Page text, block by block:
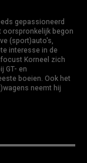
gepassioneerd
oorspronkelijk begon
(sport)auto's,
interesse in de
Korneel zich
GT- en
boeien. Ook het
neemt hij